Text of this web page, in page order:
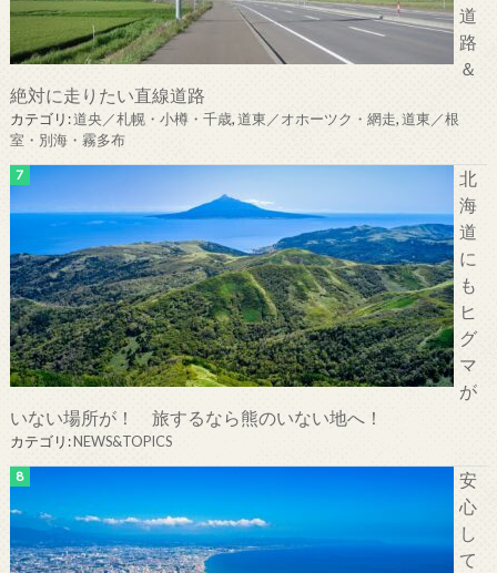
道
路
＆
絶対に走りたい直線道路
カテゴリ:道央／札幌・小樽・千歳,道東／オホーツク・網走,道東／根
室・別海・霧多布
北
海
道
に
も
ヒ
グ
マ
が
いない場所が！ 旅するなら熊のいない地へ！
カテゴリ:NEWS&TOPICS
安
心
し
て